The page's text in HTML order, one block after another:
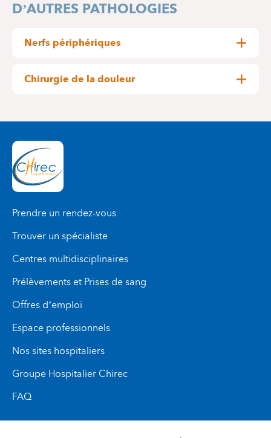
D’AUTRES PATHOLOGIES
Nerfs périphériques
périphériques…
Chirurgie de la douleur
Prendre un rendez-vous
Trouver un spécialiste
Centres multidisciplinaires
Prélèvements et Prises de sang
Offres d’emploi
Espace professionnels
Nos sites hospitaliers
Groupe Hospitalier Chirec
FAQ